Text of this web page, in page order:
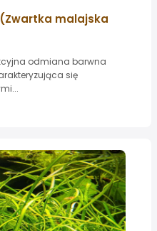
malajska
odmiana barwna
się